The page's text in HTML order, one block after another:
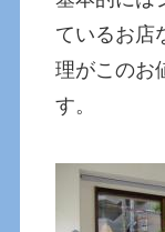
ているお店
理がこのお
す。